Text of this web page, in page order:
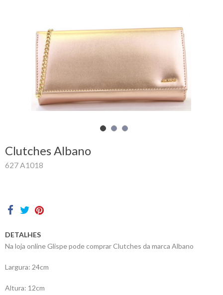
Mulher
Marcas
Outlet
Facebook
Clutches Albano
627 A1018
DETALHES
Na loja online Glispe pode comprar Clutches da marca Albano
Largura: 24cm
Altura: 12cm